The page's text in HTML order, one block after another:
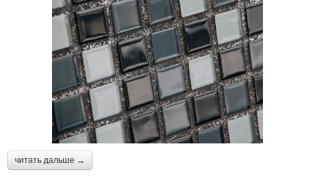
читать дальше →